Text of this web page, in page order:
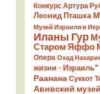
Конкурс Артура
Леонид Пташка
Музей Израиля в
Иланы Гур
Старом Яффо
Опера Охад
жизни - Израиль"
Раанана Суккот
Авивский